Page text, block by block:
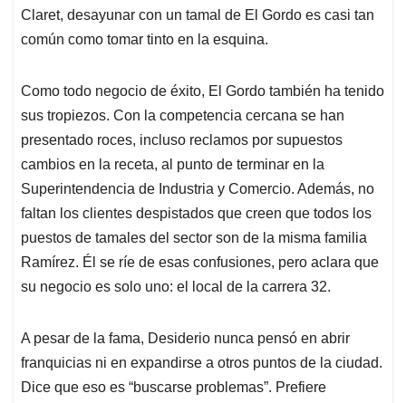
Claret, desayunar con un tamal de El Gordo es casi tan
común como tomar tinto en la esquina.
Como todo negocio de éxito, El Gordo también ha tenido
sus tropiezos. Con la competencia cercana se han
presentado roces, incluso reclamos por supuestos
cambios en la receta, al punto de terminar en la
Superintendencia de Industria y Comercio. Además, no
faltan los clientes despistados que creen que todos los
puestos de tamales del sector son de la misma familia
Ramírez. Él se ríe de esas confusiones, pero aclara que
su negocio es solo uno: el local de la carrera 32.
A pesar de la fama, Desiderio nunca pensó en abrir
franquicias ni en expandirse a otros puntos de la ciudad.
Dice que eso es “buscarse problemas”. Prefiere